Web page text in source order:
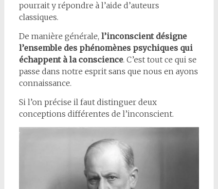
pourrait y répondre à l’aide d’auteurs
classiques.
De manière générale, l’inconscient désigne
l’ensemble des phénomènes psychiques qui
échappent à la conscience. C’est tout ce qui se
passe dans notre esprit sans que nous en ayons
connaissance.
Si l’on précise il faut distinguer deux
conceptions différentes de l’inconscient.